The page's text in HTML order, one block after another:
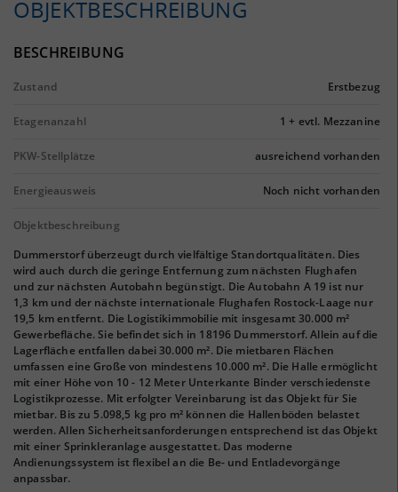
OBJEKTBESCHREIBUNG
BESCHREIBUNG
Zustand Erstbezug
Etagenanzahl 1 + evtl. Mezzanine
PKW-Stellplätze ausreichend vorhanden
Energieausweis Noch nicht vorhanden
Objektbeschreibung
Dummerstorf überzeugt durch vielfältige Standortqualitäten. Dies
wird auch durch die geringe Entfernung zum nächsten Flughafen
und zur nächsten Autobahn begünstigt. Die Autobahn A 19 ist nur
1,3 km und der nächste internationale Flughafen Rostock-Laage nur
19,5 km entfernt. Die Logistikimmobilie mit insgesamt 30.000 m²
Gewerbefläche. Sie befindet sich in 18196 Dummerstorf. Allein auf die
Lagerfläche entfallen dabei 30.000 m². Die mietbaren Flächen
umfassen eine Große von mindestens 10.000 m². Die Halle ermöglicht
mit einer Höhe von 10 - 12 Meter Unterkante Binder verschiedenste
Logistikprozesse. Mit erfolgter Vereinbarung ist das Objekt für Sie
mietbar. Bis zu 5.098,5 kg pro m² können die Hallenböden belastet
werden. Allen Sicherheitsanforderungen entsprechend ist das Objekt
mit einer Sprinkleranlage ausgestattet. Das moderne
Andienungssystem ist flexibel an die Be- und Entladevorgänge
anpassbar.